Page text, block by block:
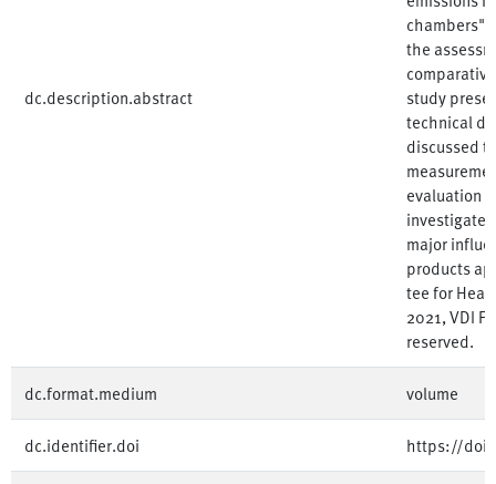
dc.description.abstract
chambers".
the
study
technical
discussed
evaluation
major
products
tee for
2021, VDI
reserved.
dc.format.medium volume
dc.identifier.doi https://